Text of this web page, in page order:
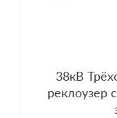
38кВ
реклоузер